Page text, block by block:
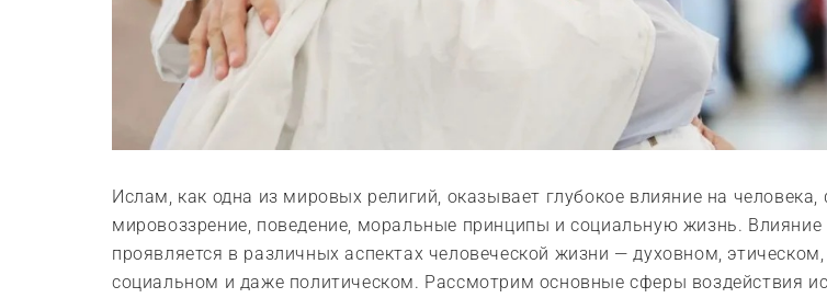
Ислам, как одна из мировых религий, оказывает глубокое влияние на
мировоззрение, поведение, моральные принципы и социальную жизнь. Влияние
проявляется в различных аспектах человеческой жизни — духовном, этическом,
социальном и даже политическом. Рассмотрим основные сферы воздействия